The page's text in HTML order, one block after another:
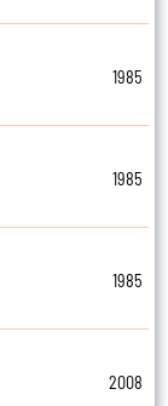
1985
1985
1985
2008